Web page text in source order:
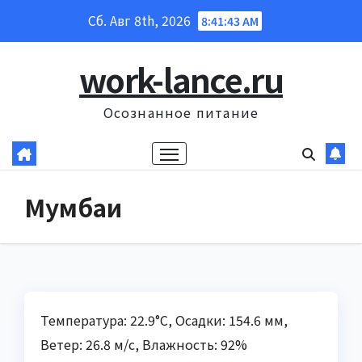
Сб. Авг 8th, 2026 8:41:44 AM
work-lance.ru
Осознанное питание
Мумбаи
Температура: 22.9°C, Осадки: 154.6 мм,
Ветер: 26.8 м/с, Влажность: 92%